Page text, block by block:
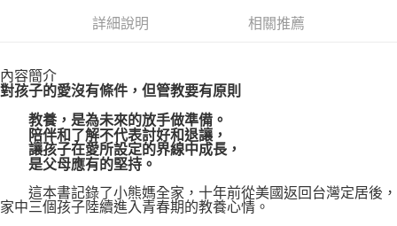
博客來商品配送方式
每筆NT$80，滿NT$1,000(含以上)免運費
詳細說明 相關推薦
內容簡介
對孩子的愛沒有條件，但管教要有原則
教養，是為未來的放手做準備。
陪伴和了解不代表討好和退讓，
讓孩子在愛所設定的界線中成長，
是父母應有的堅持。
這本書記錄了小熊媽全家，十年前從美國返回台灣定居後，
家中三個孩子陸續進入青春期的教養心情。